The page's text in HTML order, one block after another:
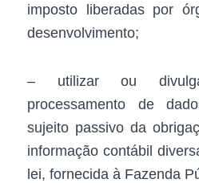
imposto liberadas por
desenvolvimento;
– utilizar ou
processamento de
sujeito passivo da
informação contábil
lei, fornecida à Fazenda